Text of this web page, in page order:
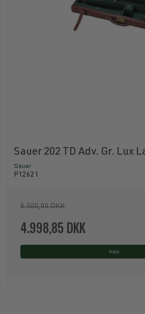
Sauer 202 TD Adv. Gr. Lux
Sauer
P12621
8.500,00 DKK
4.998,85 DKK
Køb